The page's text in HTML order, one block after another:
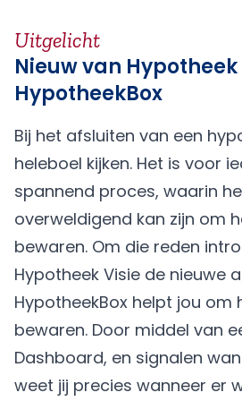
Uitgelicht
Nieuw van Hypotheek
HypotheekBox
Bij het afsluiten van een
heleboel kijken. Het is voor
spannend proces, waarin
overweldigend kan zijn om
bewaren. Om die reden
Hypotheek Visie de nieuwe
HypotheekBox helpt jou om
bewaren. Door middel van
Dashboard, en signalen
weet jij precies wanneer er